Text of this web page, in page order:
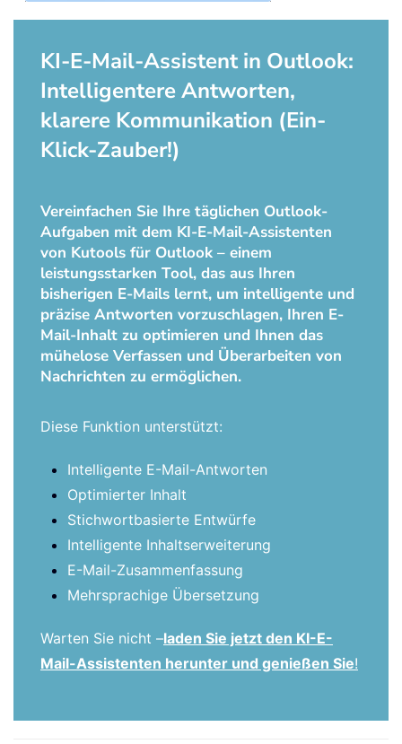
KI-E-Mail-Assistent in Outlook:
Intelligentere Antworten,
klarere Kommunikation (Ein-
Klick-Zauber!)
Vereinfachen Sie Ihre täglichen Outlook-
Aufgaben mit dem KI-E-Mail-Assistenten
von Kutools für Outlook – einem
leistungsstarken Tool, das aus Ihren
bisherigen E-Mails lernt, um intelligente und
präzise Antworten vorzuschlagen, Ihren E-
Mail-Inhalt zu optimieren und Ihnen das
mühelose Verfassen und Überarbeiten von
Nachrichten zu ermöglichen.
Diese Funktion unterstützt:
Intelligente E-Mail-Antworten
Optimierter Inhalt
Stichwortbasierte Entwürfe
Intelligente Inhaltserweiterung
E-Mail-Zusammenfassung
Mehrsprachige Übersetzung
Warten Sie nicht –laden Sie jetzt den KI-E-
Mail-Assistenten herunter und genießen Sie!